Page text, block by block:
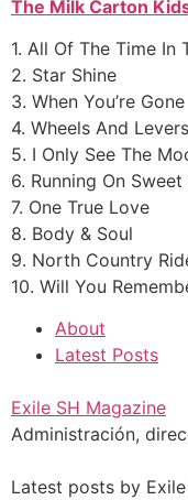
The Milk Carton
1. All Of The Time In
2. Star Shine
3. When You’re Gone
4. Wheels And Levers
5. I Only See The
6. Running On Sweet
7. One True Love
8. Body & Soul
9. North Country
10. Will You
About
Latest Posts
Exile SH Magazine
Administración,
Latest posts by